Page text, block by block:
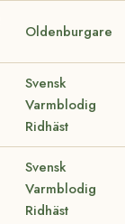
Oldenburgare
Svensk
Varmblodig
Ridhäst
Svensk
Varmblodig
Ridhäst